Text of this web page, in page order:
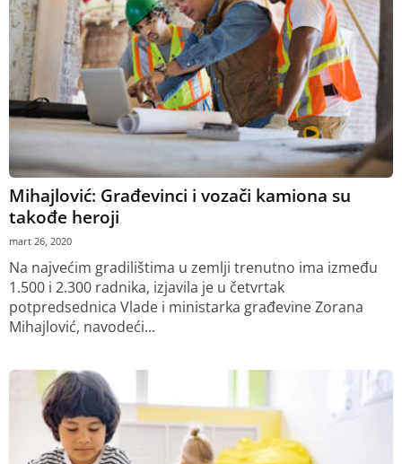
Mihajlović: Građevinci i vozači kamiona su
takođe heroji
mart 26, 2020
Na najvećim gradilištima u zemlji trenutno ima između
1.500 i 2.300 radnika, izjavila je u četvrtak
potpredsednica Vlade i ministarka građevine Zorana
Mihajlović, navodeći...